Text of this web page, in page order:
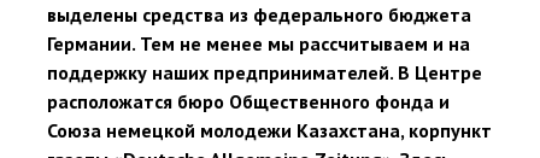
выделены средства из федерального бюджета
Германии. Тем не менее мы рассчитываем и на
поддержку наших предпринимателей. В Центре
расположатся бюро Общественного фонда и
Союза немецкой молодежи Казахстана, корпункт